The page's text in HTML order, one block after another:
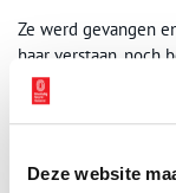
Deze website
Ze werd gevangen
haar verstaan, noch
gekleed, maar
springen. Van
Inmiddels was de